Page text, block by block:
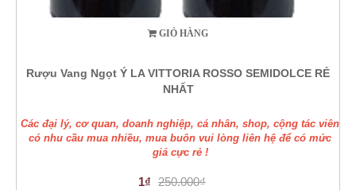
GIỎ HÀNG
Rượu Vang Ngọt Ý LA VITTORIA ROSSO SEMIDOLCE RẺ
NHẤT
Các đại lý, cơ quan, doanh nghiệp, cá nhân, shop, cộng tác viên
có nhu cầu mua nhiều, mua buôn vui lòng liên hệ để có mức
giá cực rẻ !
1₫ 250.000₫